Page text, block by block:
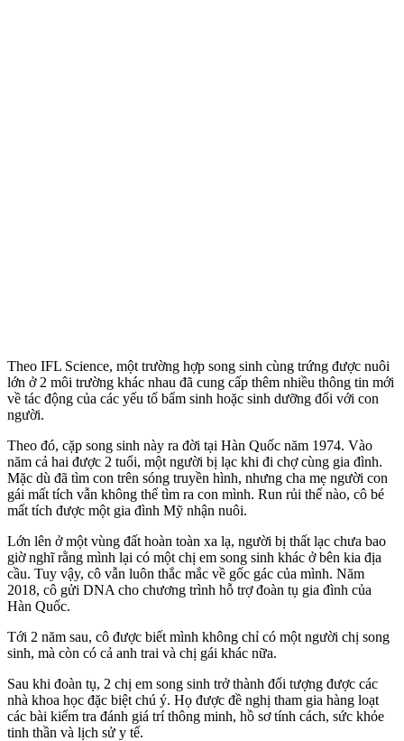
Theo IFL Science, một trường hợp song sinh cùng trứng được nuôi
lớn ở 2 môi trường khác nhau đã cung cấp thêm nhiều thông tin mới
về tác động của các yếu tố bẩm sinh hoặc sinh dưỡng đối với con
người.
Theo đó, cặp song sinh này ra đời tại Hàn Quốc năm 1974. Vào
năm cả hai được 2 tuổi, một người bị lạc khi đi chợ cùng gia đình.
Mặc dù đã tìm con trên sóng truyền hình, nhưng cha mẹ người con
gái mất tích vẫn không thể tìm ra con mình. Run rủi thế nào, cô bé
mất tích được một gia đình Mỹ nhận nuôi.
Lớn lên ở một vùng đất hoàn toàn xa lạ, người bị thất lạc chưa bao
giờ nghĩ rằng mình lại có một chị em song sinh khác ở bên kia địa
cầu. Tuy vậy, cô vẫn luôn thắc mắc về gốc gác của mình. Năm
2018, cô gửi DNA cho chương trình hỗ trợ đoàn tụ gia đình của
Hàn Quốc.
Tới 2 năm sau, cô được biết mình không chỉ có một người chị song
sinh, mà còn có cả anh trai và chị gái khác nữa.
Sau khi đoàn tụ, 2 chị em song sinh trở thành đối tượng được các
nhà khoa học đặc biệt chú ý. Họ được đề nghị tham gia hàng loạt
các bài kiểm tra đánh giá trí thông minh, hồ sơ tính cách, sức khỏe
tinh thần và lịch sử y tế.